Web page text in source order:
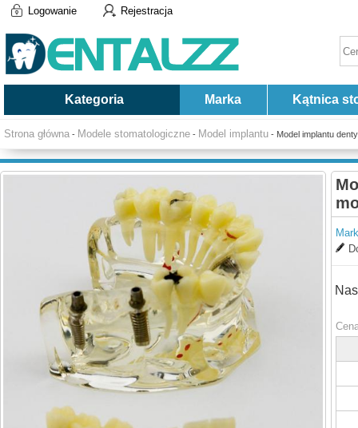
Logowanie Rejestracja
Kategoria Marka Kątnica
Strona główna - Modele stomatologiczne - Model implantu - Model implantu